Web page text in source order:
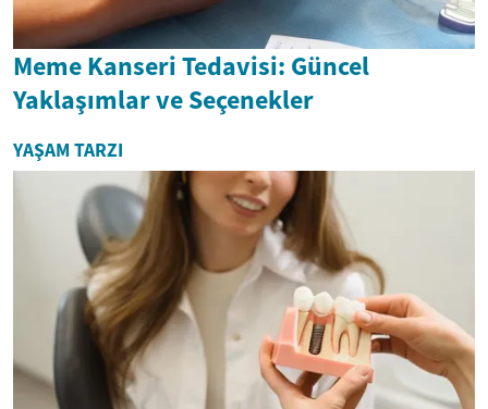
Meme Kanseri Tedavisi: Güncel
Yaklaşımlar ve Seçenekler
YAŞAM TARZI